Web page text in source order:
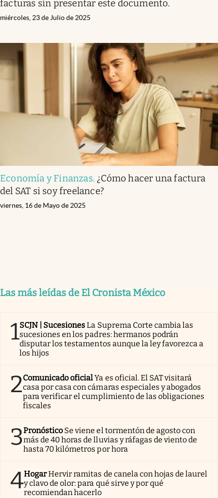
facturas sin presentar este documento.
miércoles, 23 de Julio de 2025
Economía y Finanzas. ¿Cómo hacer una factura
del SAT si soy freelance?
viernes, 16 de Mayo de 2025
Las más leídas de El Cronista México
1SCJN | SucesionesLa Suprema Corte cambia las
sucesiones en los padres: hermanos podrán
disputar los testamentos aunque la ley favorezca a
los hijos
2Comunicado oficialYa es oficial. El SAT visitará
casa por casa con cámaras especiales y abogados
para verificar el cumplimiento de las obligaciones
fiscales
3Pronóstico Se viene el tormentón de agosto con
más de 40 horas de lluvias y ráfagas de viento de
hasta 70 kilómetros por hora
4HogarHervir ramitas de canela con hojas de laurel
y clavo de olor: para qué sirve y por qué
recomiendan hacerlo